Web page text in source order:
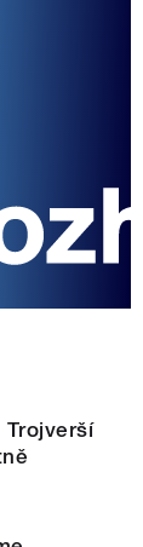
Trojverší